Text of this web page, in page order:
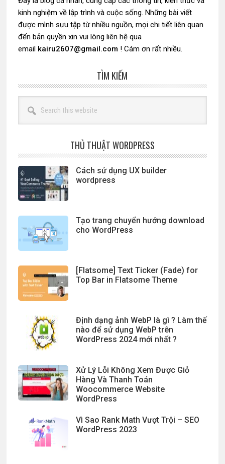
kinh nghiệm về lập trình và cuộc sống. Những bài viết
được mình sưu tập từ nhiều nguồn, mọi chi tiết liên quan
đến bản quyền xin vui lòng liên hệ qua
email kairu2607@gmail.com ! Cám ơn rất nhiều.
TÌM KIẾM
this
website
THỦ THUẬT WORDPRESS
Cách sử dụng UX builder
wordpress
Tạo trang chuyển hướng download
cho WordPress
[Flatsome] Text Ticker (Fade) for
Top Bar in Flatsome Theme
Định dạng ảnh WebP là gì ? Làm thế
nào để sử dụng WebP trên
WordPress 2024 mới nhất ?
Xử Lý Lỗi Không Xem Được Giỏ
Hàng Và Thanh Toán
Woocommerce Website
WordPress
Vì Sao Rank Math Vượt Trội – SEO
WordPress 2023